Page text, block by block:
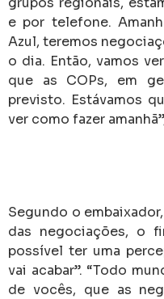
e por telefone.
Azul, teremos
o dia. Então, vamos
que as COPs, em
previsto. Estávamos
ver como fazer
Segundo o
das negociações, o
possível ter uma
vai acabar”. “Todo
de vocês, que as